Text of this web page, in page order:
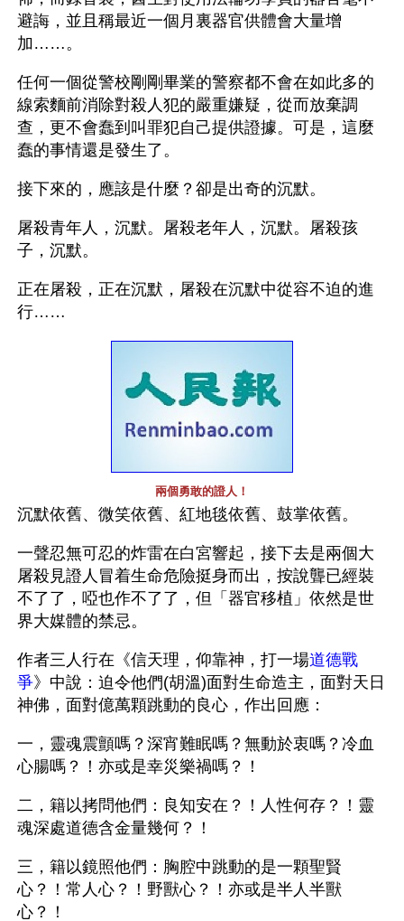
避誨，並且稱最近一個月裏器官供體會大量增
加……。
任何一個從警校剛剛畢業的警察都不會在如此多的
線索麵前消除對殺人犯的嚴重嫌疑，從而放棄調
查，更不會蠢到叫罪犯自己提供證據。可是，這麼
蠢的事情還是發生了。
接下來的，應該是什麼？卻是出奇的沉默。
屠殺青年人，沉默。屠殺老年人，沉默。屠殺孩
子，沉默。
正在屠殺，正在沉默，屠殺在沉默中從容不迫的進
行……
兩個勇敢的證人！
沉默依舊、微笑依舊、紅地毯依舊、鼓掌依舊。
一聲忍無可忍的炸雷在白宮響起，接下去是兩個大
屠殺見證人冒着生命危險挺身而出，按說聾已經裝
不了了，啞也作不了了，但「器官移植」依然是世
界大媒體的禁忌。
作者三人行在《信天理，仰靠神，打一場道德戰
爭》中說：迫令他們(胡溫)面對生命造主，面對天日
神佛，面對億萬顆跳動的良心，作出回應：
一，靈魂震顫嗎？深宵難眠嗎？無動於衷嗎？冷血
心腸嗎？！亦或是幸災樂禍嗎？！
二，籍以拷問他們：良知安在？！人性何存？！靈
魂深處道德含金量幾何？！
三，籍以鏡照他們：胸腔中跳動的是一顆聖賢
心？！常人心？！野獸心？！亦或是半人半獸
心？！